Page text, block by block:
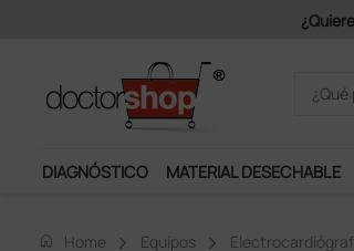
Los portes son gratuitos a partir de 150€ +
DIAGNÓSTICO MATERIAL DESECHABLE
home Home Equipos